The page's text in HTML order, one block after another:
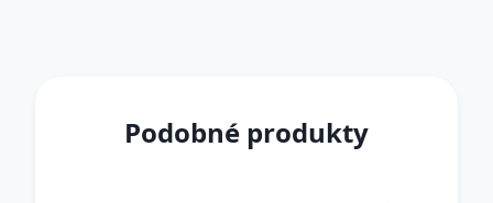
Podobné produkty